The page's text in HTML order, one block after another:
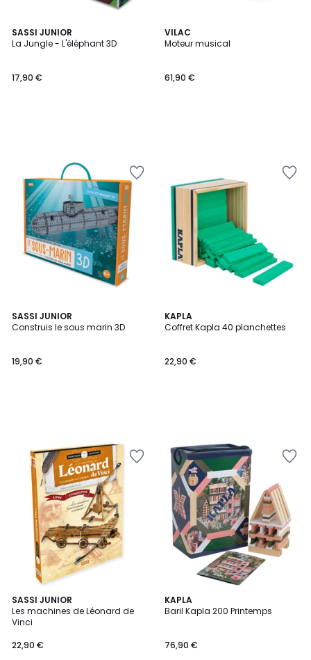
SASSI JUNIOR
La Jungle - L'éléphant 3D
17,90 €
VILAC
Moteur musical
61,90 €
SASSI JUNIOR
Construis le sous marin 3D
19,90 €
KAPLA
Coffret Kapla 40 planchettes
22,90 €
SASSI JUNIOR
Les machines de Léonard de
Vinci
22,90 €
KAPLA
Baril Kapla 200 Printemps
76,90 €